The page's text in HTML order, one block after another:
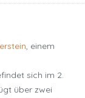
, einem
sich im 2.
über zwei